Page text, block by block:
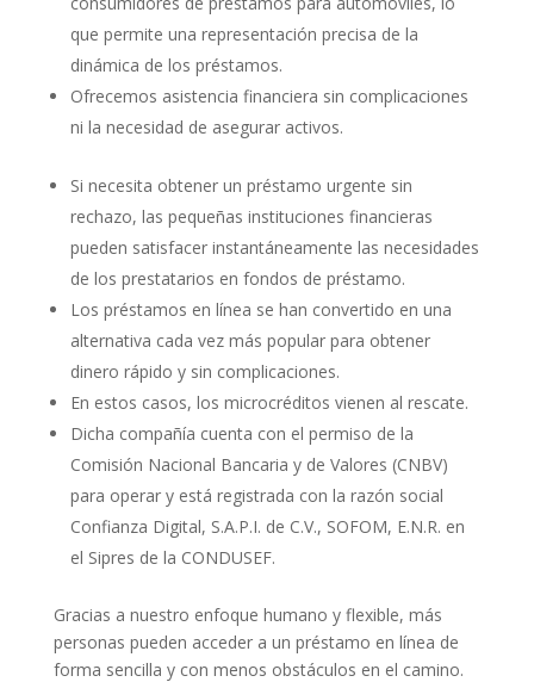
que permite una representación precisa de la
dinámica de los préstamos.
Ofrecemos asistencia financiera sin complicaciones
ni la necesidad de asegurar activos.
Si necesita obtener un préstamo urgente sin
rechazo, las pequeñas instituciones financieras
pueden satisfacer instantáneamente las necesidades
de los prestatarios en fondos de préstamo.
Los préstamos en línea se han convertido en una
alternativa cada vez más popular para obtener
dinero rápido y sin complicaciones.
En estos casos, los microcréditos vienen al rescate.
Dicha compañía cuenta con el permiso de la
Comisión Nacional Bancaria y de Valores (CNBV)
para operar y está registrada con la razón social
Confianza Digital, S.A.P.I. de C.V., SOFOM, E.N.R. en
el Sipres de la CONDUSEF.
Gracias a nuestro enfoque humano y flexible, más
personas pueden acceder a un préstamo en línea de
forma sencilla y con menos obstáculos en el camino.